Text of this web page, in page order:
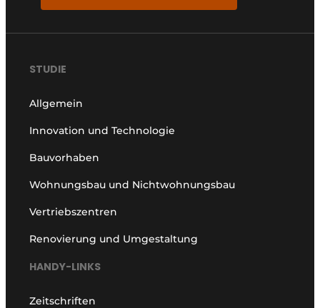
STUDIE
Allgemein
Innovation und Technologie
Bauvorhaben
Wohnungsbau und Nichtwohnungsbau
Vertriebszentren
Renovierung und Umgestaltung
HANDY-LINKS
Zeitschriften